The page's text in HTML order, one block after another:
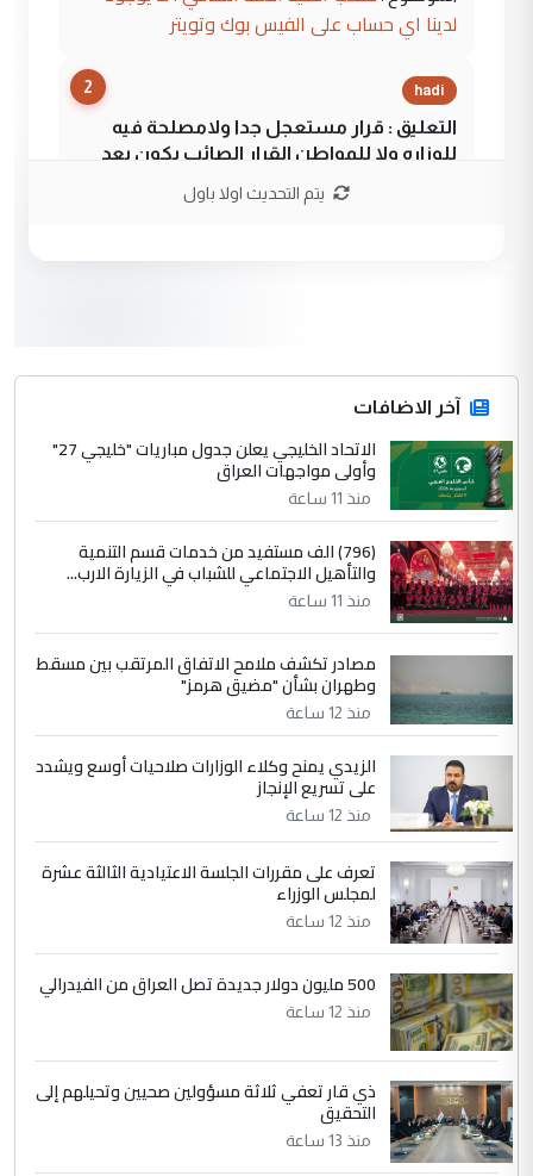
لدينا اي حساب على الفيس بوك وتويتر
2 hadi
التعليق : قرار مستعجل جدا ولامصلحة فيه
للوزاره ولا للمواطن القرار الصائب يكون بعد
جنسية الرافد الثالث للعراق ومن اصول عريقة
ابا فرات ...
الموضوع :
الجواهري يرد على صدام حسين سل
مضجعيك يابن الزنا (نص كامل)
سردار
التعليق : واحد من عصابة علي ماما يسقط
جنسية الرافد الثالث للعراق ومن اصول عريقة
ابا فرات ...
الجواهري يرد على صدام حسين سل
مضجعيك يابن الزنا (نص كامل)
5
التعليق : تحياتي لك استاذ حامدتركان. كلام
دقيق ومسؤول؛ فالاستثمار الحقيقي للإنسان
الموضوع :
بين الإهمال واغتصاب الأرض.. بلاد
الرافدين تعاني الجفاف والتصحر!!
يتم التحديث اولا باول
آخر الاضافات
الاتحاد الخليجي يعلن جدول مباريات "خليجي 27"
وأولى مواجهات العراق
منذ 11 ساعة
(796) الف مستفيد من خدمات قسم التنمية
والتأهيل الاجتماعي للشباب في الزيارة الارب...
منذ 11 ساعة
مصادر تكشف ملامح الاتفاق المرتقب بين مسقط
وطهران بشأن "مضيق هرمز"
منذ 12 ساعة
الزيدي يمنح وكلاء الوزارات صلاحيات أوسع ويشدد
على تسريع الإنجاز
منذ 12 ساعة
تعرف على مقررات الجلسة الاعتيادية الثالثة عشرة
لمجلس الوزراء
منذ 12 ساعة
500 مليون دولار جديدة تصل العراق من الفيدرالي
منذ 12 ساعة
ذي قار تعفي ثلاثة مسؤولين صحيين وتحيلهم إلى
التحقيق
منذ 13 ساعة